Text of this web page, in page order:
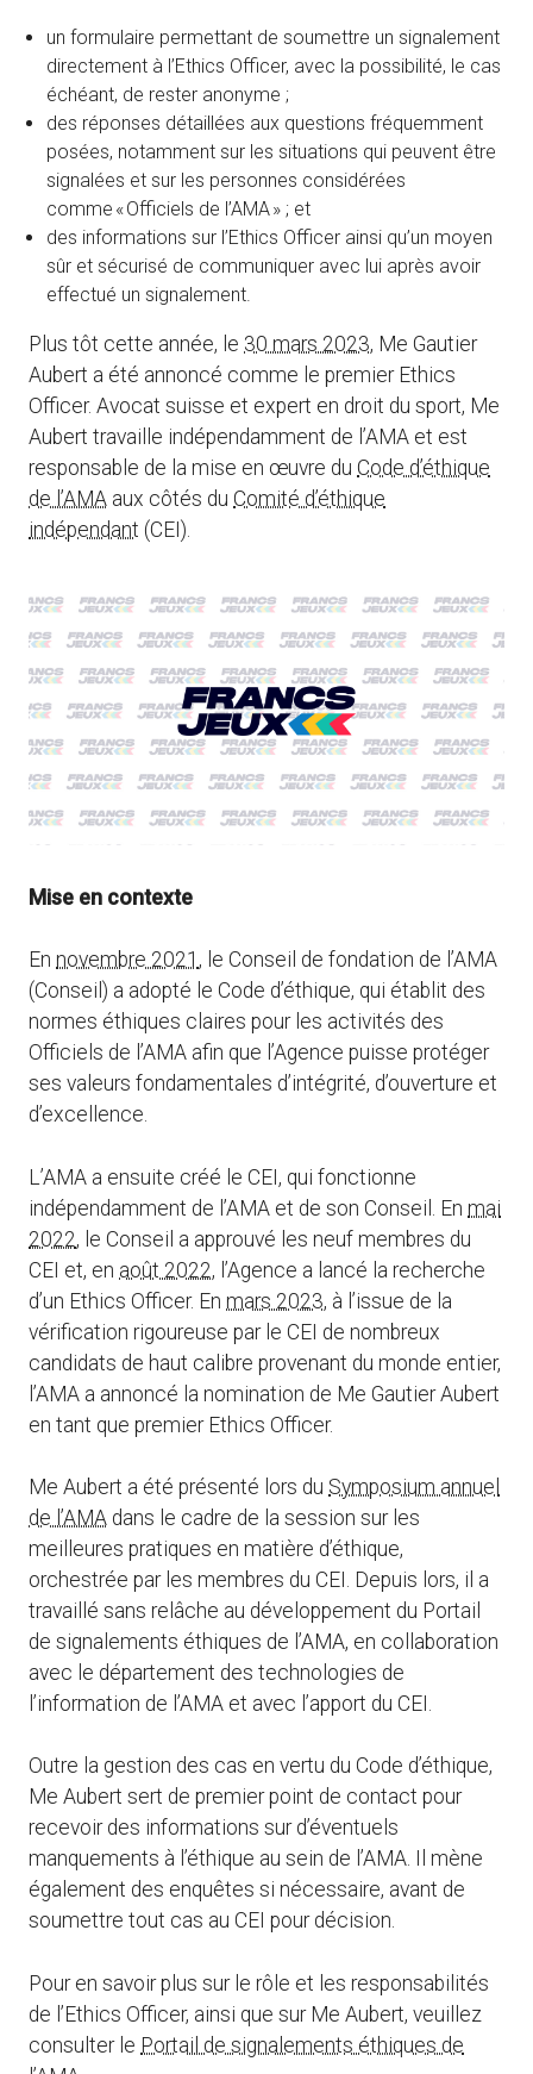
un formulaire permettant de soumettre un signalement
directement à l’Ethics Officer, avec la possibilité, le cas
échéant, de rester anonyme ;
des réponses détaillées aux questions fréquemment
posées, notamment sur les situations qui peuvent être
signalées et sur les personnes considérées
comme « Officiels de l’AMA » ; et
des informations sur l’Ethics Officer ainsi qu’un moyen
sûr et sécurisé de communiquer avec lui après avoir
effectué un signalement.
Plus tôt cette année, le 30 mars 2023, Me Gautier
Aubert a été annoncé comme le premier Ethics
Officer. Avocat suisse et expert en droit du sport, Me
Aubert travaille indépendamment de l’AMA et est
responsable de la mise en œuvre du Code d’éthique
de l’AMA aux côtés du Comité d’éthique
indépendant (CEI).
Mise en contexte
En novembre 2021 , le Conseil de fondation de l’AMA
(Conseil) a adopté le Code d’éthique, qui établit des
normes éthiques claires pour les activités des
Officiels de l’AMA afin que l’Agence puisse protéger
ses valeurs fondamentales d’intégrité, d’ouverture et
d’excellence.
L’AMA a ensuite créé le CEI, qui fonctionne
indépendamment de l’AMA et de son Conseil. En mai
2022, le Conseil a approuvé les neuf membres du
CEI et, en août 2022, l’Agence a lancé la recherche
d’un Ethics Officer. En mars 2023, à l’issue de la
vérification rigoureuse par le CEI de nombreux
candidats de haut calibre provenant du monde entier,
l’AMA a annoncé la nomination de Me Gautier Aubert
en tant que premier Ethics Officer.
Me Aubert a été présenté lors du Symposium annuel
de l’AMA dans le cadre de la session sur les
meilleures pratiques en matière d’éthique,
orchestrée par les membres du CEI. Depuis lors, il a
travaillé sans relâche au développement du Portail
de signalements éthiques de l’AMA, en collaboration
avec le département des technologies de
l’information de l’AMA et avec l’apport du CEI.
Outre la gestion des cas en vertu du Code d’éthique,
Me Aubert sert de premier point de contact pour
recevoir des informations sur d’éventuels
manquements à l’éthique au sein de l’AMA. Il mène
également des enquêtes si nécessaire, avant de
soumettre tout cas au CEI pour décision.
Pour en savoir plus sur le rôle et les responsabilités
de l’Ethics Officer, ainsi que sur Me Aubert, veuillez
consulter le Portail de signalements éthiques de